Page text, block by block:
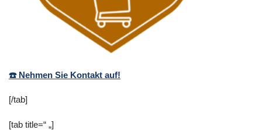
☎️ Nehmen Sie Kontakt auf!
[/tab]
[tab title=“ „]